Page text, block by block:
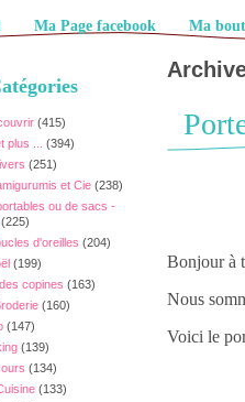
Ma Page facebook Ma
(415)
plus ...
(394)
(251)
et Cie (238)
ou de sacs -
(225)
d'oreilles (204)
(199)
copines (163)
(160)
(147)
(139)
(134)
(133)
Bonjour à
Nous
Voici le